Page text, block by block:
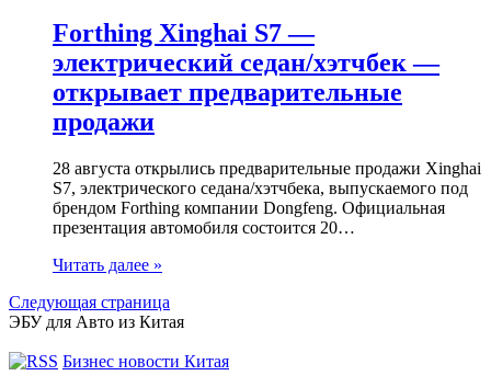
Forthing Xinghai S7 —
электрический седан/хэтчбек —
открывает предварительные
продажи
28 августа открылись предварительные продажи Xinghai
S7, электрического седана/хэтчбека, выпускаемого под
брендом Forthing компании Dongfeng. Официальная
презентация автомобиля состоится 20…
Читать далее »
Следующая страница
ЭБУ для Авто из Китая
Бизнес новости Китая